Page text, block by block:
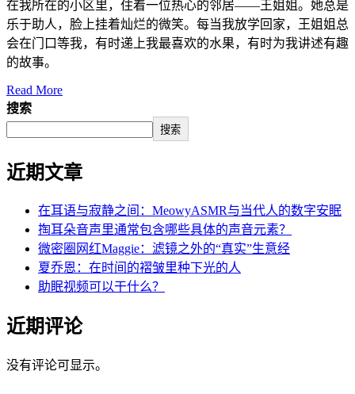
在我所在的小区里，住着一位热心的邻居——王姐姐。她总是
乐于助人，脸上挂着灿烂的微笑。每当我放学回家，王姐姐总
会在门口等我，有时递上我最喜欢的水果，有时为我讲述有趣
的故事。
Read More
搜索
搜索
近期文章
在耳语与寂静之间：MeowyASMR与当代人的数字安眠
掏耳朵音声里通常包含哪些具体的声音元素？
微密圈网红Maggie：滤镜之外的“真实”生意经
夏乔恩：在时间的褶皱里种下光的人
助眠视频可以干什么？
近期评论
没有评论可显示。